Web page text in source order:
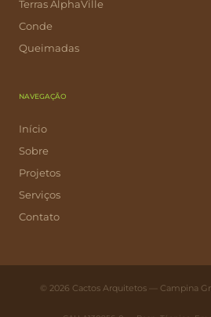
Terras AlphaVille
Conde
Queimadas
NAVEGAÇÃO
Início
Sobre
Projetos
Serviços
Contato
© 2026 Cactos Arquitetos — Campina